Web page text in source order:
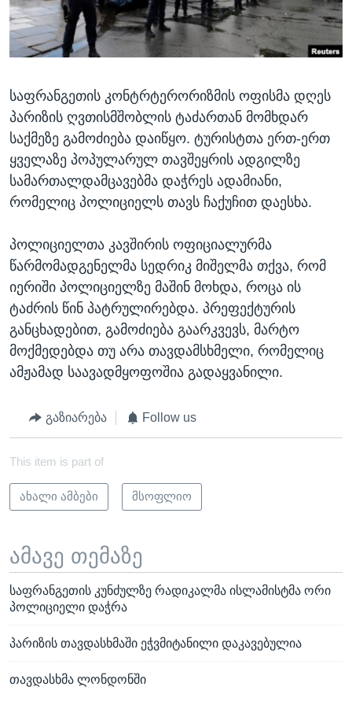
ᲡᲢᲣᲓᲘᲐ ᲕᲐᲨᲘᲜᲒᲢᲝᲜᲘ
ᲔᲙᲝᲜᲝᲛᲘᲙᲐ
ᲯᲐᲜᲛᲠᲗᲔᲚᲝᲑᲐ
ᲘᲜᲢᲔᲠᲕᲘᲣ
ᲙᲣᲚᲢᲣᲠᲐ
ᲒᲐᲚᲘᲚᲔᲝ
ᲓᲔᲖᲘᲜᲤᲝᲠᲛᲐᲪᲘᲐ
Learning English
ენები
საფრანგეთის კონტრტერორიზმის ოფისმა დღეს
პარიზის ღვთისმშობლის ტაძართან მომხდარ
საქმეზე გამოძიება დაიწყო. ტურისტთა ერთ-ერთ
ყველაზე პოპულარულ თავშეყრის ადგილზე
სამართალდამცავებმა დაჭრეს ადამიანი,
რომელიც პოლიციელს თავს ჩაქუჩით დაესხა.
პოლიციელთა კავშირის ოფიციალურმა
წარმომადგენელმა სედრიკ მიშელმა თქვა, რომ
იერიში პოლიციელზე მაშინ მოხდა, როცა ის
ტაძრის წინ პატრულირებდა. პრეფექტურის
განცხადებით, გამოძიება გაარკვევს, მარტო
მოქმედებდა თუ არა თავდამსხმელი, რომელიც
ამჟამად საავადმყოფოშია გადაყვანილი.
გაზიარება Follow us
This item is part of
ახალი ამბები მსოფლიო
ამავე თემაზე
საფრანგეთის კუნძულზე რადიკალმა ისლამისტმა ორი
პოლიციელი დაჭრა
პარიზის თავდასხმაში ეჭვმიტანილი დაკავებულია
თავდასხმა ლონდონში